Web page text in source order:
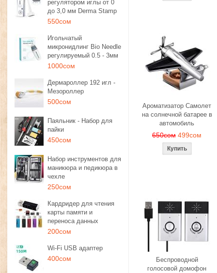
регулятором иглы от 0
до 3,0 мм Derma Stamp
550сом
Игольчатый
микронидлинг Bio Needle
регулируемый 0.5 - 3мм
1000сом
Дермароллер 192 игл -
Мезороллер
500сом
Паяльник - Набор для
пайки
450сом
Набор инструментов для
маникюра и педикюра в
чехле
250сом
Кардридер для чтения
карты памяти и
переноса данных
200сом
Wi-Fi USB адаптер
400сом
Ароматизатор Самолет
на солнечной батарее в
автомобиль
650сом 499сом
Беспроводной
голосовой домофон